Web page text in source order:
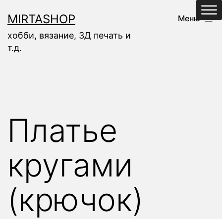
содержимому
MIRTASHOP
хобби, вязание, 3Д печать и
т.д.
Меню
Платье
кругами
(крючок)